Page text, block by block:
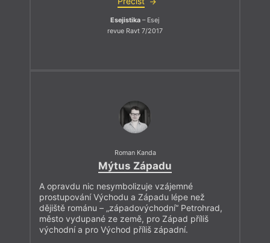
Esejistika – Esej
revue Ravt 7/2017
Roman Kanda
Mýtus Západu
A opravdu nic nesymbolizuje vzájemné
prostupování Východu a Západu lépe než
dějiště románu – „západovýchodní“ Petrohrad,
město vydupané ze země, pro Západ příliš
východní a pro Východ příliš západní.